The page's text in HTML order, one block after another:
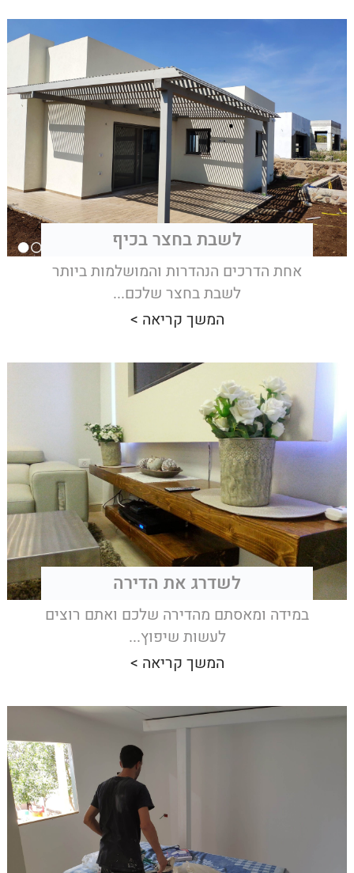
לשבת בחצר בכיף
אחת הדרכים הנהדרות והמושלמות ביותר
לשבת בחצר שלכם...
המשך קריאה >
לשדרג את הדירה
במידה ומאסתם מהדירה שלכם ואתם רוצים
לעשות שיפוץ...
המשך קריאה >